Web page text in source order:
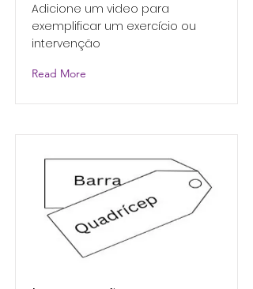
Adicione um video para
exemplificar um exercício ou
intervenção
Read More